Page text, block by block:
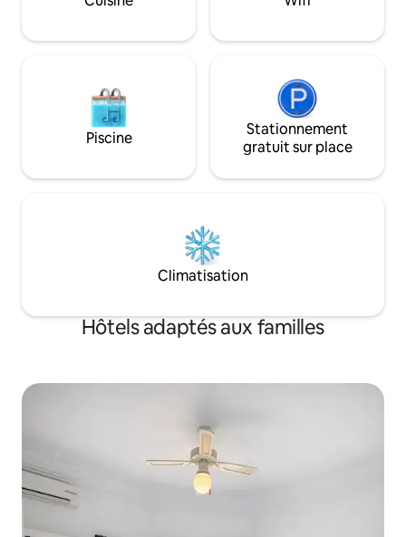
Piscine
Stationnement
gratuit sur place
Climatisation
Hôtels adaptés aux familles